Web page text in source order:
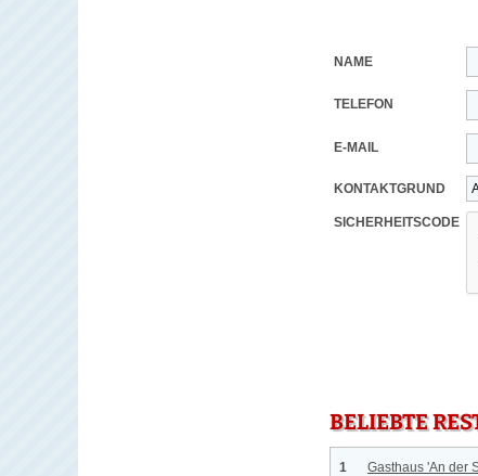
NAME
TELEFON
E-MAIL
KONTAKTGRUND
SICHERHEITSCODE
BELIEBTE
1 Gasthaus 'An der